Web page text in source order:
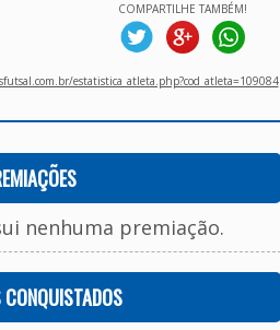
COMPARTILHE TAMBÉM!
estatistica_atleta.php?cod_atleta=109084
nenhuma premiação.